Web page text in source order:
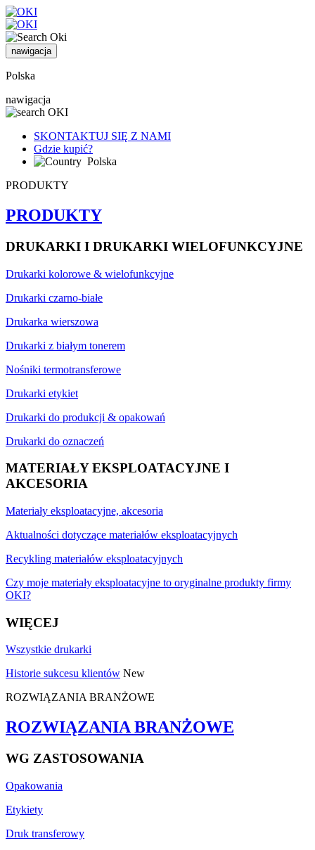
nawigacja
Polska
nawigacja
SKONTAKTUJ SIĘ Z NAMI
Gdzie kupić?
Polska
PRODUKTY
PRODUKTY
DRUKARKI I DRUKARKI WIELOFUNKCYJNE
Drukarki kolorowe & wielofunkcyjne
Drukarki czarno-białe
Drukarka wierszowa
Drukarki z białym tonerem
Nośniki termotransferowe
Drukarki etykiet
Drukarki do produkcji & opakowań
Drukarki do oznaczeń
MATERIAŁY EKSPLOATACYJNE I
AKCESORIA
Materiały eksploatacyjne, akcesoria
Aktualności dotyczące materiałów eksploatacyjnych
Recykling materiałów eksploatacyjnych
Czy moje materiały eksploatacyjne to oryginalne produkty firmy
OKI?
WIĘCEJ
Wszystkie drukarki
Historie sukcesu klientów New
ROZWIĄZANIA BRANŻOWE
ROZWIĄZANIA BRANŻOWE
WG ZASTOSOWANIA
Opakowania
Etykiety
Druk transferowy